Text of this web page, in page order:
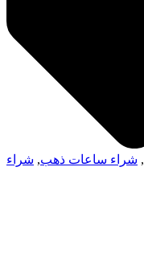
, شراء ساعات ذهب, شراء